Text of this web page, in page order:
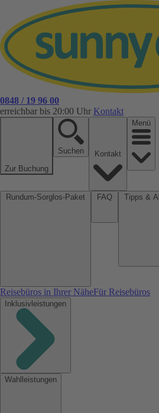
0848 / 19 96 00
erreichbar bis 20:00 Uhr Kontakt
Zur Buchung
Suchen
Menü
Reisebüros in Ihrer NäheFür Reisebüros
Inklusivleistungen
Wahlleistungen